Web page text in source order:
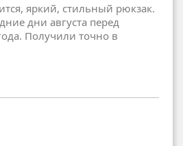
яркий, стильный рюкзак.
дни августа перед
Получили точно в